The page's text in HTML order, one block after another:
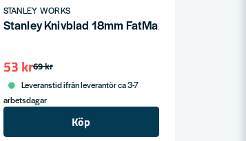
Glasskrapa 10st
STANLEY WORKS
Stanley Knivblad 18mm FatMax (10-P)
69 kr
53 kr
Leveranstid ifrån leverantör ca 3-7
arbetsdagar
Köp